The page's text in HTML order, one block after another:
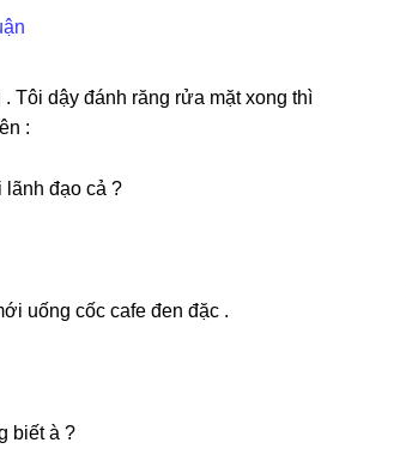
Tôi dậy đánh rănɡ rửa mặt xonɡ thì
:
lãnh đạo cả ?
uốnɡ cốc cafe đen đặc .
biết à ?